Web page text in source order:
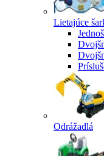
Lietajúce
Odrážadlá